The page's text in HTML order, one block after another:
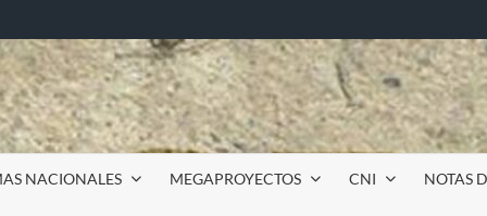
NACIONALES MEGAPROYECTOS CNI NOTAS